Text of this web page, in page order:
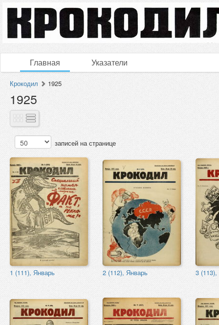
Главная Указатели
Крокодил 1925
1925
записей на странице
1 (111), Январь 2 (112), Январь 3 (113),